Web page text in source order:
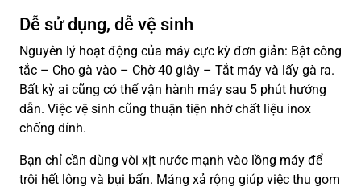
Dễ sử dụng, dễ vệ sinh
Nguyên lý hoạt động của máy cực kỳ đơn giản: Bật công
tắc – Cho gà vào – Chờ 40 giây – Tắt máy và lấy gà ra.
Bất kỳ ai cũng có thể vận hành máy sau 5 phút hướng
dẫn. Việc vệ sinh cũng thuận tiện nhờ chất liệu inox
chống dính.
Bạn chỉ cần dùng vòi xịt nước mạnh vào lồng máy để
trôi hết lông và bụi bẩn. Máng xả rộng giúp việc thu gom